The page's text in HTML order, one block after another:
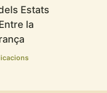
Estats
la